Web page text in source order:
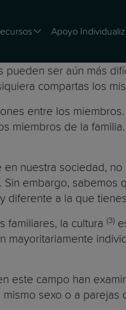
Apoyo
ser aún más
compartas los
entre los
miembros de la
nuestra sociedad,
embargo,
diferente a la que
familiares, la cultura (3)
este campo han
sexo o a